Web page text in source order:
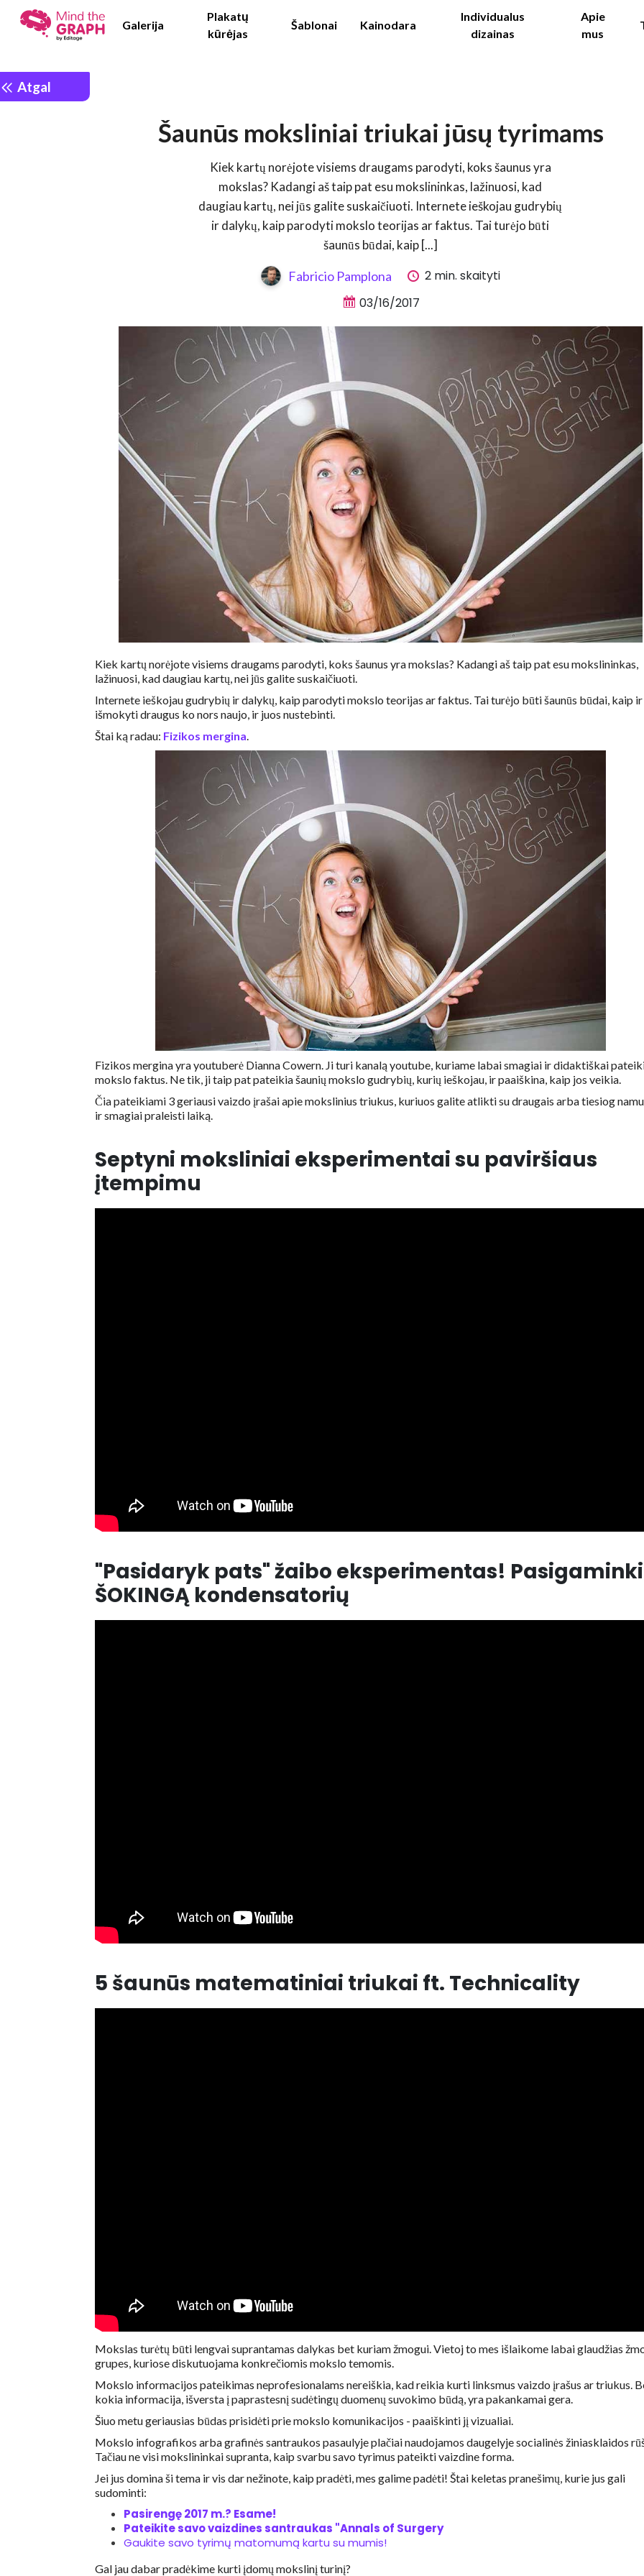
Galerija
Plakatų
kūrėjas
Šablonai Kainodara
Individualus
dizainas
Apie
mus
Atgal
Šaunūs moksliniai triukai jūsų tyrimams
Kiek kartų norėjote visiems draugams parodyti, koks šaunus yra
mokslas? Kadangi aš taip pat esu mokslininkas, lažinuosi, kad
daugiau kartų, nei jūs galite suskaičiuoti. Internete ieškojau gudrybių
ir dalykų, kaip parodyti mokslo teorijas ar faktus. Tai turėjo būti
šaunūs būdai, kaip [...]
Fabricio Pamplona
2 min. skaityti
03/16/2017
Kiek kartų norėjote visiems draugams parodyti, koks šaunus yra mokslas? Kadangi aš taip pat esu mokslininkas,
lažinuosi, kad daugiau kartų, nei jūs galite suskaičiuoti.
Internete ieškojau gudrybių ir dalykų, kaip parodyti mokslo teorijas ar faktus. Tai turėjo būti šaunūs būdai, kaip ir
išmokyti draugus ko nors naujo, ir juos nustebinti.
Štai ką radau: Fizikos mergina
Fizikos mergina yra youtuberė Dianna Cowern. Ji turi kanalą youtube, kuriame labai smagiai ir didaktiškai
mokslo faktus. Ne tik, ji taip pat pateikia šaunių mokslo gudrybių, kurių ieškojau, ir paaiškina, kaip jos veikia.
Čia pateikiami 3 geriausi vaizdo įrašai apie mokslinius triukus, kuriuos galite atlikti su draugais arba tiesiog
ir smagiai praleisti laiką.
Septyni moksliniai eksperimentai su paviršiaus
įtempimu
"Pasidaryk pats" žaibo eksperimentas!
ŠOKINGĄ kondensatorių
5 šaunūs matematiniai triukai ft. Technicality
Mokslas turėtų būti lengvai suprantamas dalykas bet kuriam žmogui. Vietoj to mes išlaikome labai glaudžias
grupes, kuriose diskutuojama konkrečiomis mokslo temomis.
Mokslo informacijos pateikimas neprofesionalams nereiškia, kad reikia kurti linksmus vaizdo įrašus ar triukus.
kokia informacija, išversta į paprastesnį sudėtingų duomenų suvokimo būdą, yra pakankamai gera.
Šiuo metu geriausias būdas prisidėti prie mokslo komunikacijos - paaiškinti jį vizualiai.
Mokslo infografikos arba grafinės santraukos pasaulyje plačiai naudojamos daugelyje socialinės žiniasklaidos
Tačiau ne visi mokslininkai supranta, kaip svarbu savo tyrimus pateikti vaizdine forma.
Jei jus domina ši tema ir vis dar nežinote, kaip pradėti, mes galime padėti! Štai keletas pranešimų, kurie jus gali
sudominti:
Pasirengę 2017 m.? Esame!
Pateikite savo vaizdines santraukas "Annals of Surgery
Gaukite savo tyrimų matomumą kartu su mumis!
Gal jau dabar pradėkime kurti įdomų mokslinį turinį?